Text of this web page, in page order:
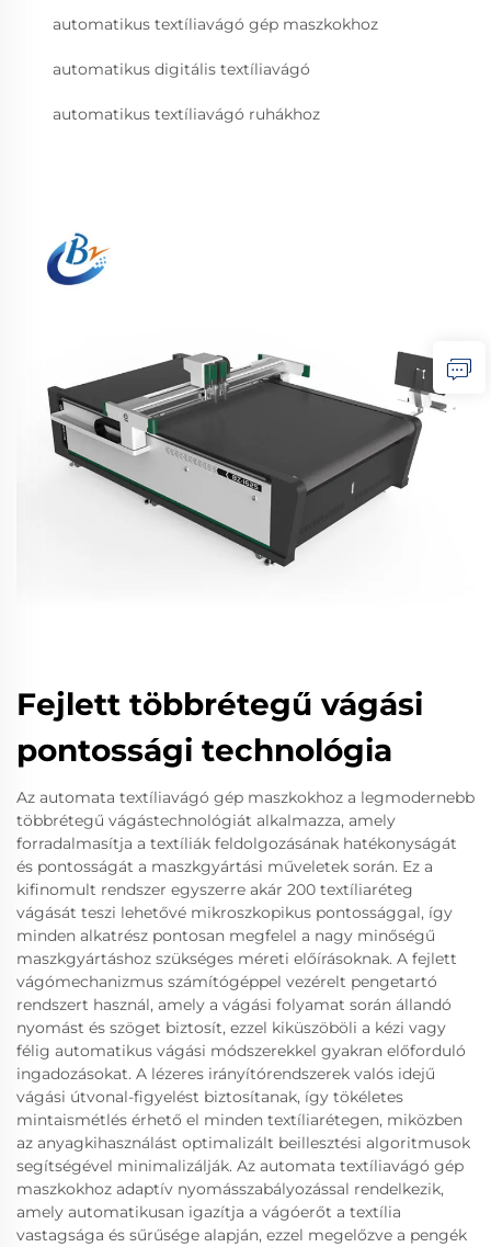
automatikus textíliavágó gép maszkokhoz
automatikus digitális textíliavágó
automatikus textíliavágó ruhákhoz
Fejlett többrétegű vágási
pontossági technológia
Az automata textíliavágó gép maszkokhoz a legmodernebb
többrétegű vágástechnológiát alkalmazza, amely
forradalmasítja a textíliák feldolgozásának hatékonyságát
és pontosságát a maszkgyártási műveletek során. Ez a
kifinomult rendszer egyszerre akár 200 textíliaréteg
vágását teszi lehetővé mikroszkopikus pontossággal, így
minden alkatrész pontosan megfelel a nagy minőségű
maszkgyártáshoz szükséges méreti előírásoknak. A fejlett
vágómechanizmus számítógéppel vezérelt pengetartó
rendszert használ, amely a vágási folyamat során állandó
nyomást és szöget biztosít, ezzel kiküszöböli a kézi vagy
félig automatikus vágási módszerekkel gyakran előforduló
ingadozásokat. A lézeres irányítórendszerek valós idejű
vágási útvonal-figyelést biztosítanak, így tökéletes
mintaismétlés érhető el minden textíliarétegen, miközben
az anyagkihasználást optimalizált beillesztési algoritmusok
segítségével minimalizálják. Az automata textíliavágó gép
maszkokhoz adaptív nyomásszabályozással rendelkezik,
amely automatikusan igazítja a vágóerőt a textília
vastagsága és sűrűsége alapján, ezzel megelőzve a pengék